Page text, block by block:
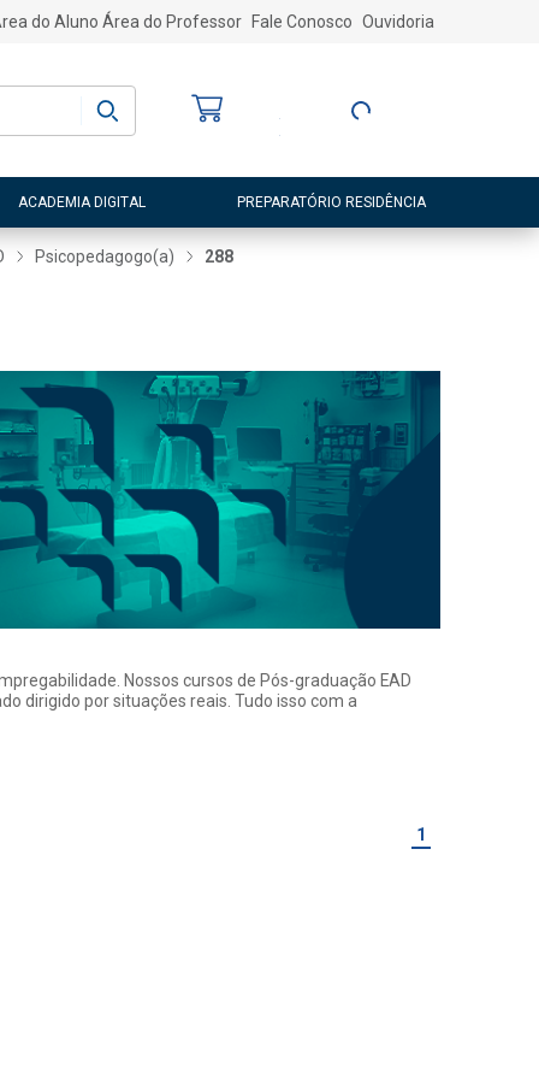
do Aluno Área do Professor Fale Conosco Ouvidoria
Entre ou Cadastre-
ACADEMIA DIGITAL PREPARATÓRIO RESIDÊNCIA
Psicopedagogo(a) 288
Nossos cursos de Pós-graduação EAD
dirigido por situações reais. Tudo isso com a
1